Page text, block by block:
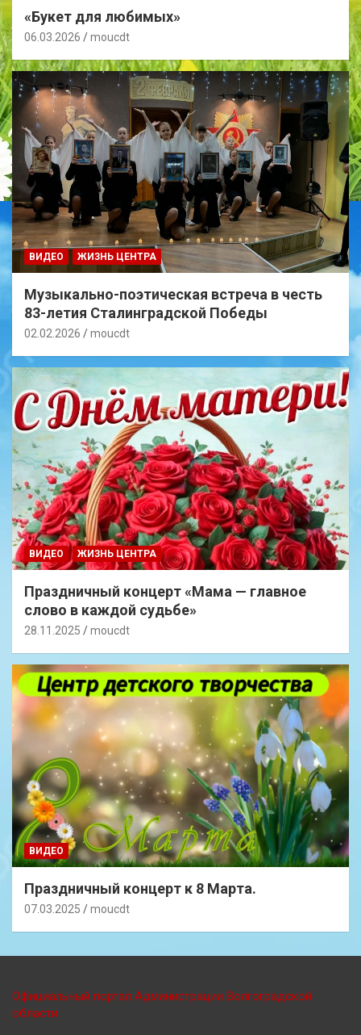
«Букет для любимых»
06.03.2026 moucdt
ВИДЕО ЖИЗНЬ ЦЕНТРА
Музыкально-поэтическая встреча в честь
83-летия Сталинградской Победы
02.02.2026 moucdt
ВИДЕО ЖИЗНЬ ЦЕНТРА
Праздничный концерт «Мама — главное
слово в каждой судьбе»
28.11.2025 moucdt
ВИДЕО
Праздничный концерт к 8 Марта.
07.03.2025 moucdt
Официальный портал Администрации Волгоградской
области